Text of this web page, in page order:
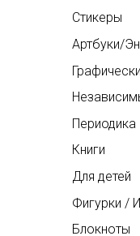
Стикеры
Артбуки/
Периодика
Книги
Для детей
Фигурки /
Блокноты